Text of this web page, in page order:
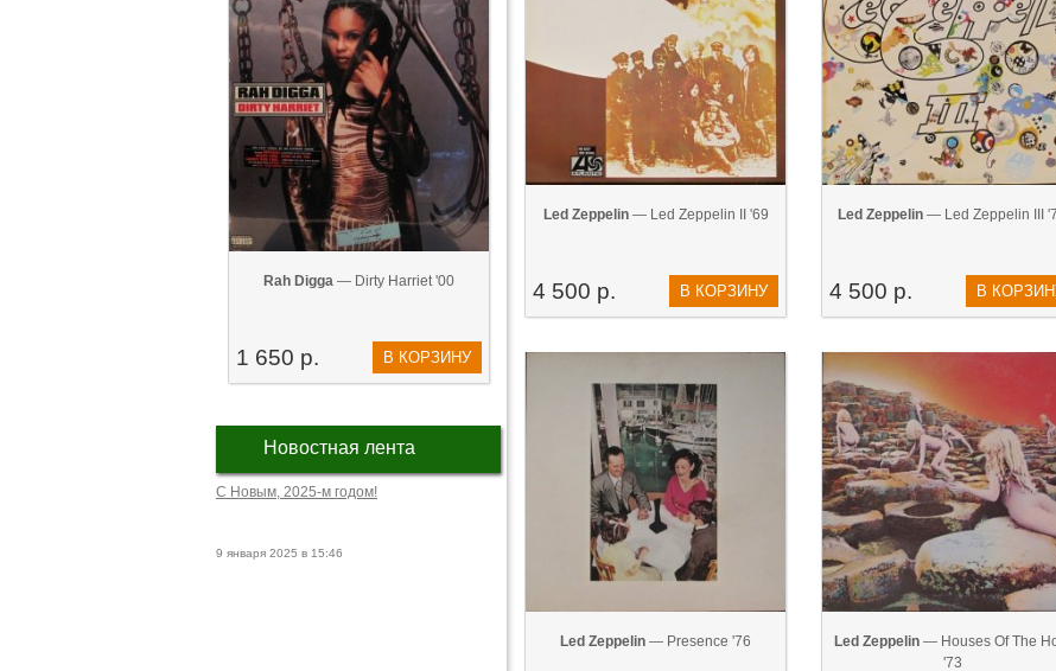
Rah Digga — Dirty Harriet '00
1 650 р. В КОРЗИНУ
Новостная лента
С Новым, 2025-м годом!
9 января 2025 в 15:46
Led Zeppelin— Led Zeppelin II '69
4 500 р. В КОРЗИНУ
Led Zeppelin — Led Zeppelin III
4 500 р. В
Led Zeppelin — Presence '76 Led Zeppelin — Houses Of The
'73